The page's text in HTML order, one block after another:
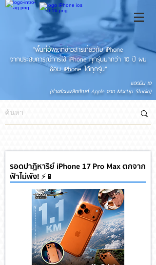
"พื้นที่อัพเดทข่าวสารเกี่ยวกับ iPhone
จากประสบการณ์การใช้ iPhone ทุกรุ่นมากว่า 10 ปี ผม
ซ่อม iPhone ได้ทุกรุ่น"
แอดมิน เอ
(ช่างซ่อมผลิตภัณฑ์ Apple จาก MacUp Studio)
รอดปาฏิหาริย์ iPhone 17 Pro Max ตกจาก
ฟ้าไม่พัง! ⚡📱